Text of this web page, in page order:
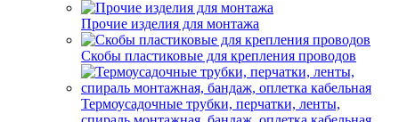
Прочие изделия для монтажа
Скобы пластиковые для крепления проводов
Термоусадочные трубки, перчатки, ленты,